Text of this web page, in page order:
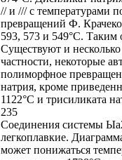
// и /// с температурами
превращений Ф.
593, 573 и 549°С. Таким
Существуют и
частности, некоторые
полиморфное
натрия, кроме
1122°С и трисиликата
235
Соединения системы
легкоплавкие.
может понижаться